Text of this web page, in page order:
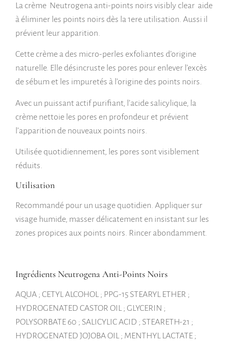
La crème Neutrogena anti-points noirs visibly clear aide
à éliminer les points noirs dès la 1ere utilisation. Aussi il
prévient leur apparition.
Cette crème a des micro-perles exfoliantes d’origine
naturelle. Elle désincruste les pores pour enlever l’excès
de sébum et les impuretés à l’origine des points noirs.
Avec un puissant actif purifiant, l’acide salicylique, la
crème nettoie les pores en profondeur et prévient
l’apparition de nouveaux points noirs.
Utilisée quotidiennement, les pores sont visiblement
réduits.
Utilisation
Recommandé pour un usage quotidien. Appliquer sur
visage humide, masser délicatement en insistant sur les
zones propices aux points noirs. Rincer abondamment.
Ingrédients Neutrogena Anti-Points Noirs
AQUA ; CETYL ALCOHOL ; PPG-15 STEARYL ETHER ;
HYDROGENATED CASTOR OIL ; GLYCERIN ;
POLYSORBATE 60 ; SALICYLIC ACID ; STEARETH-21 ;
HYDROGENATED JOJOBA OIL ; MENTHYL LACTATE ;